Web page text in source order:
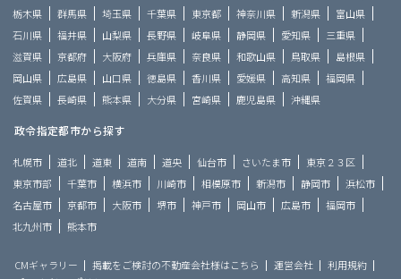
栃木県
群馬県 埼玉県 千葉県 東京都 神奈川県 新潟県
富山県
石川県
福井県 山梨県 長野県 岐阜県 静岡県 愛知県
三重県
滋賀県
京都府 大阪府 兵庫県 奈良県 和歌山県 鳥取県
島根県
岡山県
広島県 山口県 徳島県 香川県 愛媛県 高知県
福岡県
佐賀県
長崎県 熊本県 大分県 宮崎県 鹿児島県 沖縄県
政令指定都市から探す
札幌市 道北 道東 道南 道央 仙台市 さいたま市
東京２３区
東京市部
千葉市 横浜市 川崎市 相模原市 新潟市 静岡市
浜松市
名古屋市
京都市 大阪市 堺市 神戸市 岡山市 広島市
福岡市
北九州市
熊本市
CMギャラリー 掲載をご検討の不動産会社様はこちら 運営会社
利用規約